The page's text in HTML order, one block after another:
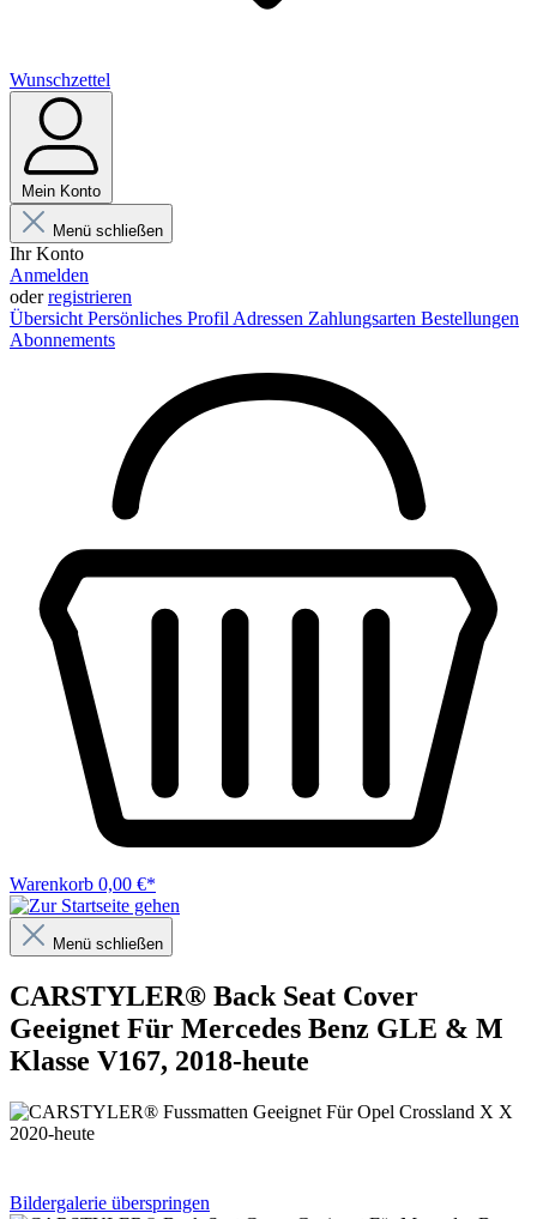
Wunschzettel
Mein Konto
Menü schließen
Ihr Konto
Anmelden
oderregistrieren
Übersicht Persönliches Profil Adressen Zahlungsarten Bestellungen
Abonnements
Warenkorb 0,00 €*
Menü schließen
CARSTYLER® Back Seat Cover
Geeignet Für Mercedes Benz GLE & M
Klasse V167, 2018-heute
Bildergalerie überspringen